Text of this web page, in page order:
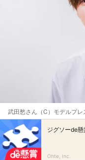
武田愁さん（C）モデルプレ
ジグソーde懸
Ohte, Inc.